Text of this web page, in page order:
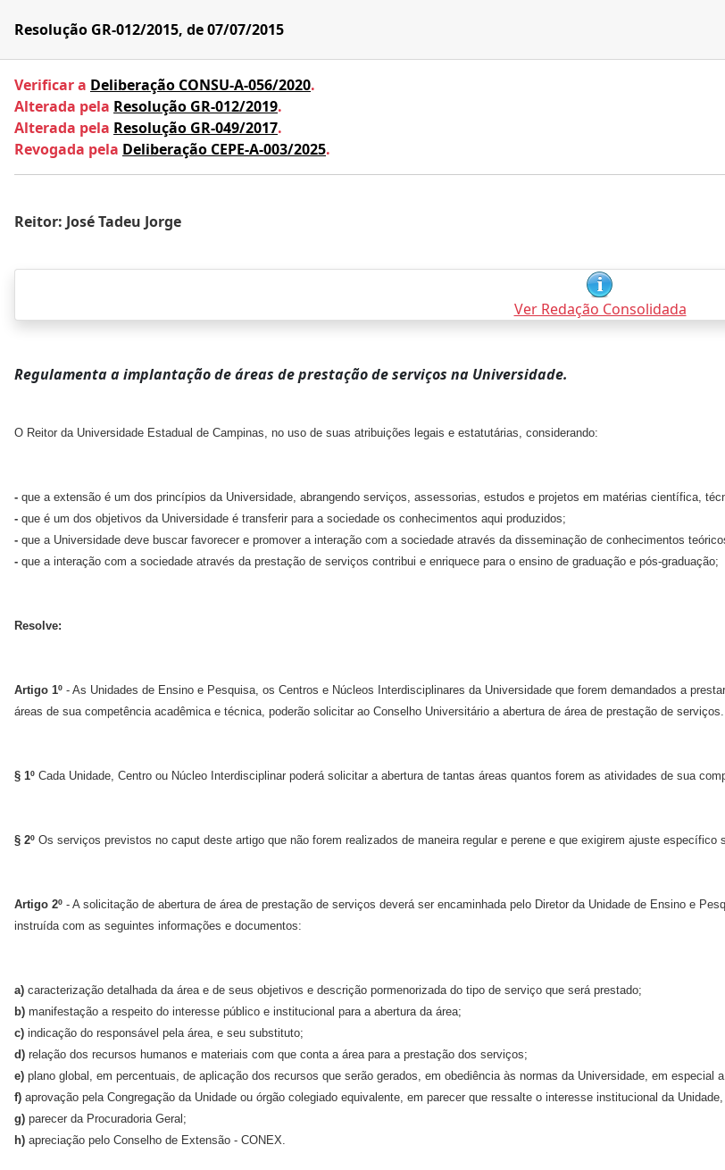
Resolução GR-012/2015, de 07/07/2015
Verificar a Deliberação CONSU-A-056/2020.
Alterada pela Resolução GR-012/2019.
Alterada pela Resolução GR-049/2017.
Revogada pela Deliberação CEPE-A-003/2025.
Reitor: José Tadeu Jorge
Ver Redação Consolidada
Regulamenta a implantação de áreas de prestação de serviços na Universidade.
O Reitor da Universidade Estadual de Campinas, no uso de suas atribuições legais e estatutárias, considerando:
- que a extensão é um dos princípios da Universidade, abrangendo serviços, assessorias, estudos e projetos em matérias científica,
- que é um dos objetivos da Universidade é transferir para a sociedade os conhecimentos aqui produzidos;
- que a Universidade deve buscar favorecer e promover a interação com a sociedade através da disseminação de conhecimentos
- que a interação com a sociedade através da prestação de serviços contribui e enriquece para o ensino de graduação e pós-graduação;
Resolve:
Artigo 1º - As Unidades de Ensino e Pesquisa, os Centros e Núcleos Interdisciplinares da Universidade que forem demandados a
áreas de sua competência acadêmica e técnica, poderão solicitar ao Conselho Universitário a abertura de área de prestação de serviços.
§ 1º Cada Unidade, Centro ou Núcleo Interdisciplinar poderá solicitar a abertura de tantas áreas quantos forem as atividades de sua
§ 2º Os serviços previstos no caput deste artigo que não forem realizados de maneira regular e perene e que exigirem ajuste
Artigo 2º - A solicitação de abertura de área de prestação de serviços deverá ser encaminhada pelo Diretor da Unidade de Ensino e
instruída com as seguintes informações e documentos:
a) caracterização detalhada da área e de seus objetivos e descrição pormenorizada do tipo de serviço que será prestado;
b) manifestação a respeito do interesse público e institucional para a abertura da área;
c) indicação do responsável pela área, e seu substituto;
d) relação dos recursos humanos e materiais com que conta a área para a prestação dos serviços;
e) plano global, em percentuais, de aplicação dos recursos que serão gerados, em obediência às normas da Universidade, em especial a
f) aprovação pela Congregação da Unidade ou órgão colegiado equivalente, em parecer que ressalte o interesse institucional da
g) parecer da Procuradoria Geral;
h) apreciação pelo Conselho de Extensão - CONEX.